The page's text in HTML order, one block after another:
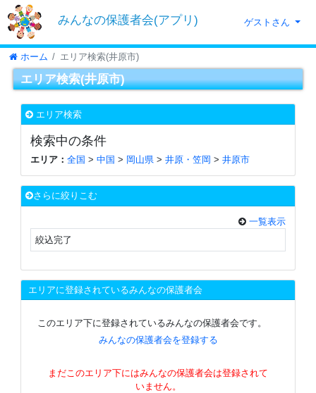
みんなの保護者会(アプリ) ゲストさん
ホーム エリア検索(井原市)
エリア検索(井原市)
エリア検索
検索中の条件
エリア： 全国 > 中国 > 岡山県> 井原・笠岡 > 井原市
さらに絞りこむ
一覧表示
絞込完了
エリアに登録されているみんなの保護者会
このエリア下に登録されているみんなの保護者会です。
みんなの保護者会を登録する
まだこのエリア下にはみんなの保護者会は登録されて
いません。